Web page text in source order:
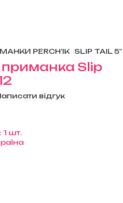
PERCH'IK SLIP TAIL 5"
Slip
відгук
1 шт.